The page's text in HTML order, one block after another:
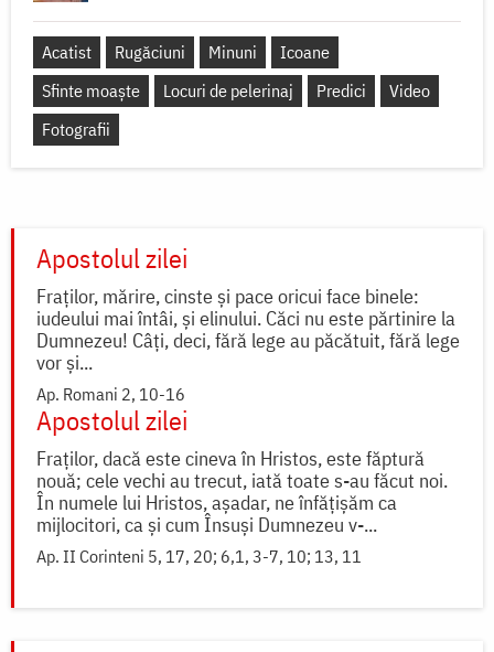
Acatist Rugăciuni Minuni
Icoane
Sfinte moaște
Locuri de pelerinaj Predici
Video
Fotografii
Apostolul zilei
Fraților, mărire, cinste și pace oricui face binele:
iudeului mai întâi, și elinului. Căci nu este părtinire la
Dumnezeu! Câți, deci, fără lege au păcătuit, fără lege
vor și...
Ap. Romani 2, 10-16
Apostolul zilei
Fraților, dacă este cineva în Hristos, este făptură
nouă; cele vechi au trecut, iată toate s-au făcut noi.
În numele lui Hristos, așadar, ne înfățișăm ca
mijlocitori, ca și cum Însuși Dumnezeu v-...
Ap. II Corinteni 5, 17, 20; 6,1, 3-7, 10; 13, 11